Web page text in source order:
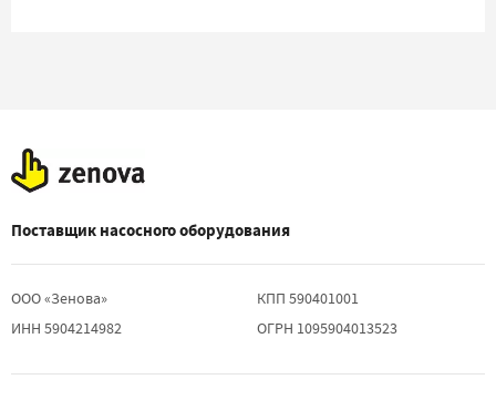
Поставщик насосного оборудования
ООО «Зенова»
ИНН 5904214982
КПП 590401001
ОГРН 1095904013523